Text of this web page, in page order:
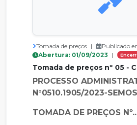
Tomada de preços | Publicado
Abertura: 01/09/2023
|
Tomada de preços nº 05 -
PROCESSO
N°0510.1905/2023-
TOMADA DE PREÇOS